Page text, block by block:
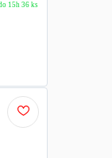
15h 36 ks